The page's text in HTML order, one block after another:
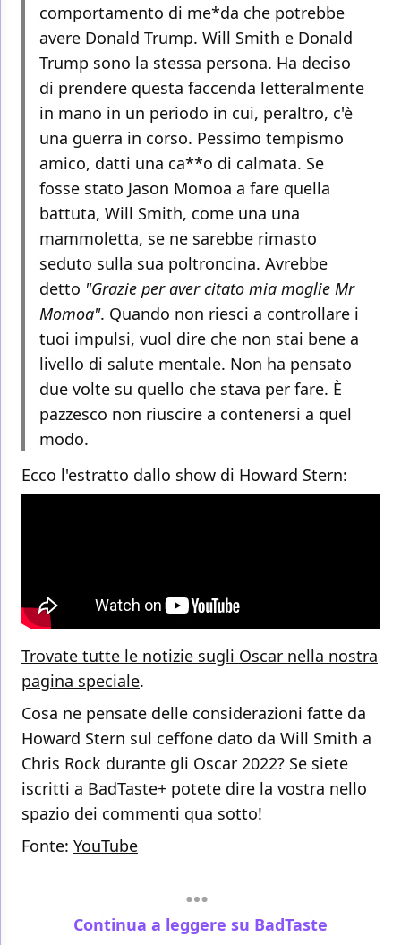
comportamento di me*da che potrebbe
avere Donald Trump. Will Smith e Donald
Trump sono la stessa persona. Ha deciso
di prendere questa faccenda letteralmente
in mano in un periodo in cui, peraltro, c'è
una guerra in corso. Pessimo tempismo
amico, datti una ca**o di calmata. Se
fosse stato Jason Momoa a fare quella
battuta, Will Smith, come una una
mammoletta, se ne sarebbe rimasto
seduto sulla sua poltroncina. Avrebbe
detto "Grazie per aver citato mia moglie Mr
Momoa". Quando non riesci a controllare i
tuoi impulsi, vuol dire che non stai bene a
livello di salute mentale. Non ha pensato
due volte su quello che stava per fare. È
pazzesco non riuscire a contenersi a quel
modo.
Ecco l'estratto dallo show di Howard Stern:
Trovate tutte le notizie sugli Oscar nella nostra
pagina speciale.
Cosa ne pensate delle considerazioni fatte da
Howard Stern sul ceffone dato da Will Smith a
Chris Rock durante gli Oscar 2022? Se siete
iscritti a BadTaste+ potete dire la vostra nello
spazio dei commenti qua sotto!
Fonte: YouTube
Continua a leggere su BadTaste